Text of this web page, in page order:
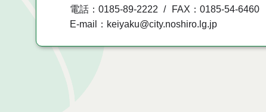
電話：0185-89-2222
FAX：0185-54-6460
E-mail：keiyaku@city.noshiro.lg.jp